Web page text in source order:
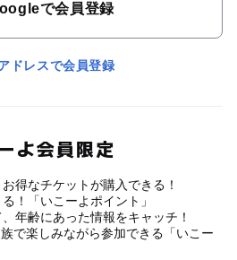
で会員登録
ドレスで会員登録
よ会員限定
で楽しみながら参加できる「いこー